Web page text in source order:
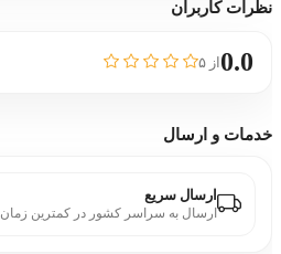
نظرات کاربران
0.0از ۵
خدمات و ارسال
ارسال سریع
ارسال به سراسر کشور در کمترین زمان